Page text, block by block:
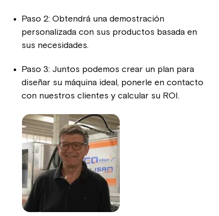
Paso 2: Obtendrá una demostración
personalizada con sus productos basada en
sus necesidades.
Paso 3: Juntos podemos crear un plan para
diseñar su máquina ideal, ponerle en contacto
con nuestros clientes y calcular su ROI.